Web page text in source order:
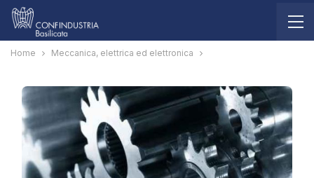
Home Meccanica, elettrica ed elettronica